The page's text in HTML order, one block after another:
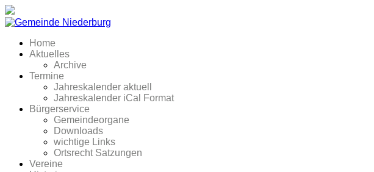
Home
Aktuelles
Archive
Termine
Jahreskalender aktuell
Jahreskalender iCal Format
Bürgerservice
Gemeindeorgane
Downloads
wichtige Links
Ortsrecht Satzungen
Vereine